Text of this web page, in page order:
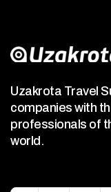
Uzakrota Travel
companies with
professionals of
world.